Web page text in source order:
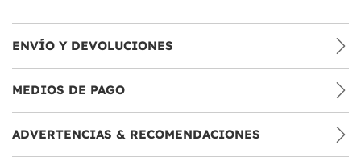
ENVÍO Y DEVOLUCIONES
MEDIOS DE PAGO
ADVERTENCIAS & RECOMENDACIONES